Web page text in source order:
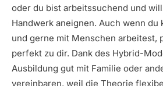
oder du bist arbeitssuchend und
Handwerk aneignen. Auch wenn du
und gerne mit Menschen arbeitest,
perfekt zu dir. Dank des Hybrid-
Ausbildung gut mit Familie oder
vereinbaren, weil die Theorie